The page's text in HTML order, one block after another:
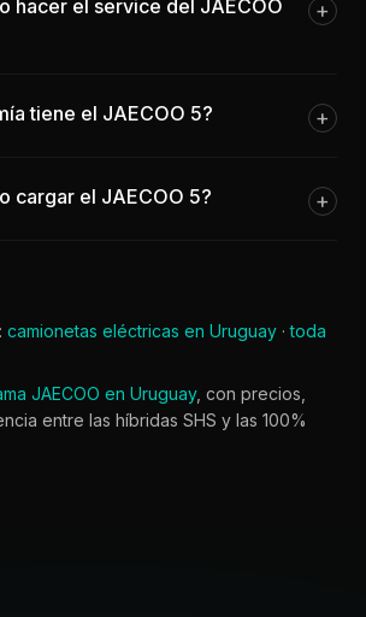
hacer el service del JAECOO
+
tiene el JAECOO 5? +
cargar el JAECOO 5? +
camionetas eléctricas en Uruguay · toda
JAECOO en Uruguay, con precios,
entre las híbridas SHS y las 100%